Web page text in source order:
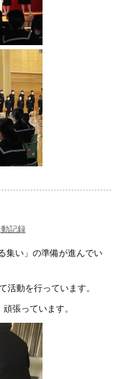
記録
集い」の準備が進んでい
活動を行っています。
張っています。